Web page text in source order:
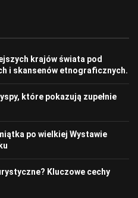
krajów świata pod
i skansenów etnograficznych.
które pokazują zupełnie
po wielkiej Wystawie
Kluczowe cechy